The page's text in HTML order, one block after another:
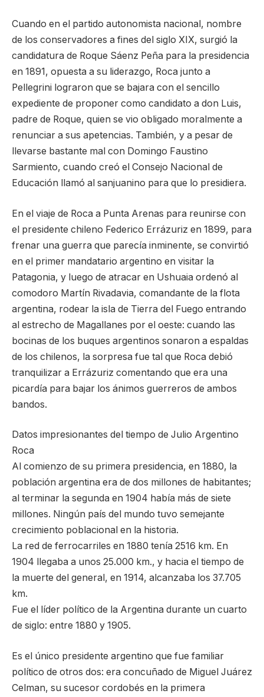
Cuando en el partido autonomista nacional, nombre
de los conservadores a fines del siglo XIX, surgió la
candidatura de Roque Sáenz Peña para la presidencia
en 1891, opuesta a su liderazgo, Roca junto a
Pellegrini lograron que se bajara con el sencillo
expediente de proponer como candidato a don Luis,
padre de Roque, quien se vio obligado moralmente a
renunciar a sus apetencias. También, y a pesar de
llevarse bastante mal con Domingo Faustino
Sarmiento, cuando creó el Consejo Nacional de
Educación llamó al sanjuanino para que lo presidiera.
En el viaje de Roca a Punta Arenas para reunirse con
el presidente chileno Federico Errázuriz en 1899, para
frenar una guerra que parecía inminente, se convirtió
en el primer mandatario argentino en visitar la
Patagonia, y luego de atracar en Ushuaia ordenó al
comodoro Martín Rivadavia, comandante de la flota
argentina, rodear la isla de Tierra del Fuego entrando
al estrecho de Magallanes por el oeste: cuando las
bocinas de los buques argentinos sonaron a espaldas
de los chilenos, la sorpresa fue tal que Roca debió
tranquilizar a Errázuriz comentando que era una
picardía para bajar los ánimos guerreros de ambos
bandos.
Datos impresionantes del tiempo de Julio Argentino
Roca
Al comienzo de su primera presidencia, en 1880, la
población argentina era de dos millones de habitantes;
al terminar la segunda en 1904 había más de siete
millones. Ningún país del mundo tuvo semejante
crecimiento poblacional en la historia.
La red de ferrocarriles en 1880 tenía 2516 km. En
1904 llegaba a unos 25.000 km., y hacia el tiempo de
la muerte del general, en 1914, alcanzaba los 37.705
km.
Fue el líder político de la Argentina durante un cuarto
de siglo: entre 1880 y 1905.
Es el único presidente argentino que fue familiar
político de otros dos: era concuñado de Miguel Juárez
Celman, su sucesor cordobés en la primera